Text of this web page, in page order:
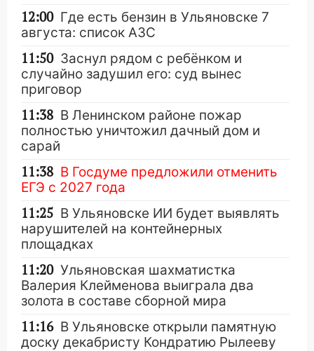
12:00 Где есть бензин в Ульяновске 7
августа: список АЗС
11:50 Заснул рядом с ребёнком и
случайно задушил его: суд вынес
приговор
11:38 В Ленинском районе пожар
полностью уничтожил дачный дом и
сарай
11:38 В Госдуме предложили отменить
ЕГЭ с 2027 года
11:25 В Ульяновске ИИ будет выявлять
нарушителей на контейнерных
площадках
11:20 Ульяновская шахматистка
Валерия Клейменова выиграла два
золота в составе сборной мира
11:16 В Ульяновске открыли памятную
доску декабристу Кондратию Рылееву